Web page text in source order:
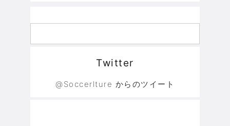
Twitter
@Soccerlture からのツイート